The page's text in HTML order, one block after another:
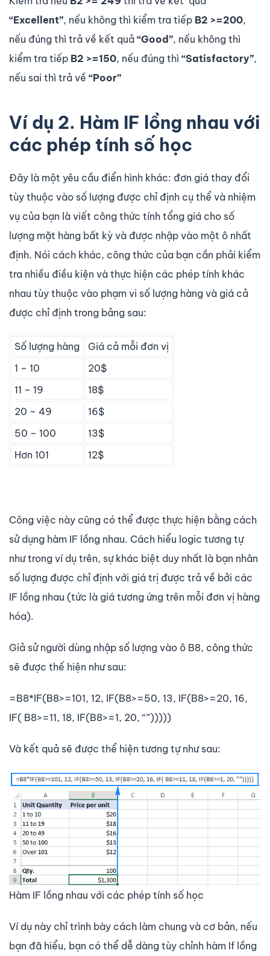
“Excellent”, nếu không thì kiểm tra tiếp B2 >=200,
nếu đúng thì trả về kết quả “Good”, nếu không thì
kiểm tra tiếp B2 >=150, nếu đúng thì “Satisfactory”,
nếu sai thì trả về “Poor”
Ví dụ 2. Hàm IF lồng nhau với
các phép tính số học
Đây là một yêu cầu điển hình khác: đơn giá thay đổi
tùy thuộc vào số lượng được chỉ định cụ thể và nhiệm
vụ của bạn là viết công thức tính tổng giá cho số
lượng mặt hàng bất kỳ và được nhập vào một ô nhất
định. Nói cách khác, công thức của bạn cần phải kiểm
tra nhiều điều kiện và thực hiện các phép tính khác
nhau tùy thuộc vào phạm vi số lượng hàng và giá cả
được chỉ định trong bảng sau:
Số lượng hàng
Giá cả mỗi đơn vị
1 – 10
20$
11 – 19
18$
20 – 49
16$
50 – 100
13$
Hơn 101
12$
Công việc này cũng có thể được thực hiện bằng cách
sử dụng hàm IF lồng nhau. Cách hiểu logic tương tự
như trong ví dụ trên, sự khác biệt duy nhất là bạn nhân
số lượng được chỉ định với giá trị được trả về bởi các
IF lồng nhau (tức là giá tương ứng trên mỗi đơn vị hàng
hóa).
Giả sử người dùng nhập số lượng vào ô B8, công thức
sẽ được thế hiện như sau:
=B8*IF(B8>=101, 12, IF(B8>=50, 13, IF(B8>=20, 16,
IF( B8>=11, 18, IF(B8>=1, 20, “”)))))
Và kết quả sẽ được thể hiện tương tự như sau:
Hàm IF lồng nhau với các phép tính số học
Ví dụ này chỉ trình bày cách làm chung và cơ bản, nếu
bạn đã hiểu, bạn có thể dễ dàng tùy chỉnh hàm If lồng